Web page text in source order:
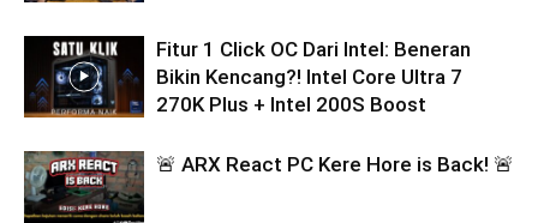
Fitur 1 Click OC Dari Intel: Beneran
Bikin Kencang?! Intel Core Ultra 7
270K Plus + Intel 200S Boost
🚨 ARX React PC Kere Hore is Back! 🚨